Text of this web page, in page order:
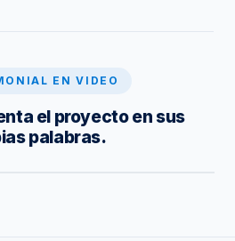
EN VIDEO
el proyecto en sus
palabras.